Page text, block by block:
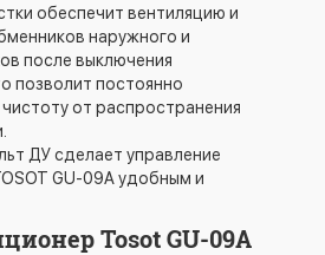
обеспечит вентиляцию и
наружного и
после выключения
позволит постоянно
от распространения
ДУ сделает управление
GU-09A удобным и
Tosot GU-09A